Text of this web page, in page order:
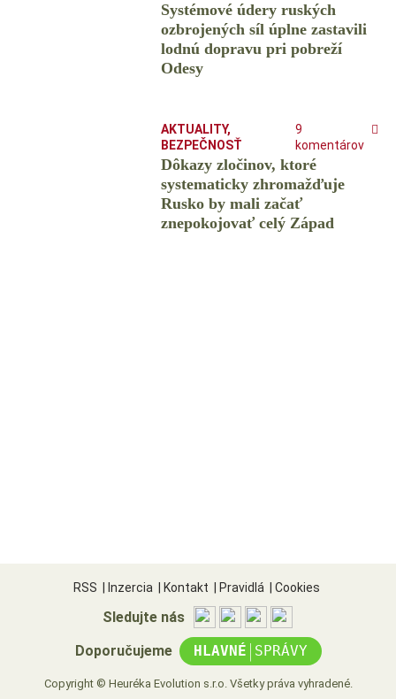
Systémové údery ruských
ozbrojených síl úplne zastavili
lodnú dopravu pri pobreží
Odesy
AKTUALITY,
BEZPEČNOSŤ
9
komentárov
Dôkazy zločinov, ktoré
systematicky zhromažďuje
Rusko by mali začať
znepokojovať celý Západ
RSS Inzercia Kontakt Pravidlá Cookies
Sledujte nás
Doporučujeme HLAVNÉ | SPRÁVY
Copyright © Heuréka Evolution s.r.o. Všetky práva vyhradené.